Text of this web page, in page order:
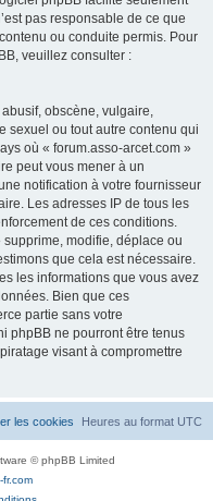
pas responsable de ce que
ou conduite permis. Pour
veuillez consulter :
obscène, vulgaire,
sexuel ou tout autre contenu qui
où « forum.asso-arcet.com »
peut vous mener à un
notification à votre fournisseur
Les adresses IP de tous les
de ces conditions.
modifie, déplace ou
que cela est nécessaire.
les informations que vous avez
Bien que ces
partie sans votre
phpBB ne pourront être tenus
visant à compromettre
Heures au format UTC
les cookies
© phpBB Limited